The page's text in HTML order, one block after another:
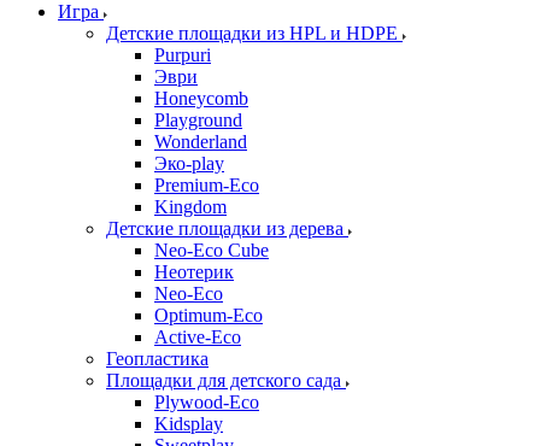
Игра
Детские площадки из HPL и HDPE
Purpuri
Эври
Honeycomb
Playground
Wonderland
Эко-play
Premium-Eco
Kingdom
Детские площадки из дерева
Neo-Eco Cube
Неотерик
Neo-Eco
Оptimum-Еco
Active-Eco
Геопластика
Площадки для детского сада
Plywood-Eco
Kidsplay